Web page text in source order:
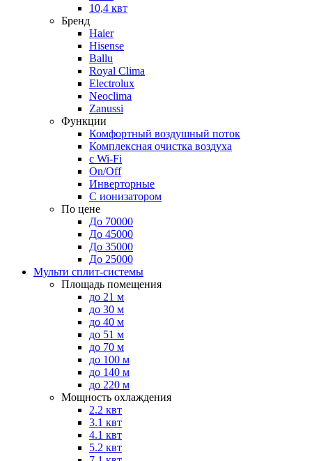
10,4 квт
Бренд
Haier
Hisense
Ballu
Royal Clima
Electrolux
Neoclima
Zanussi
Функции
Комфортный воздушный поток
Комплексная очистка воздуха
с Wi-Fi
On/Off
Инверторные
С ионизатором
По цене
До 70000
До 45000
До 35000
До 25000
Мульти сплит-системы
Площадь помещения
до 21 м
до 30 м
до 40 м
до 51 м
до 70 м
до 100 м
до 140 м
до 220 м
Мощность охлаждения
2.2 квт
3.1 квт
4.1 квт
5.2 квт